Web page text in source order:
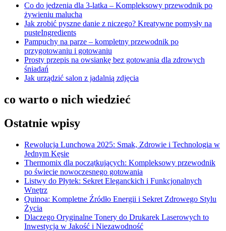
Co do jedzenia dla 3-latka – Kompleksowy przewodnik po
żywieniu malucha
Jak zrobić pyszne danie z niczego? Kreatywne pomysły na
pusteIngredients
Pampuchy na parze – kompletny przewodnik po
przygotowaniu i gotowaniu
Prosty przepis na owsiankę bez gotowania dla zdrowych
śniadań
Jak urządzić salon z jadalnią zdjęcia
co warto o nich wiedzieć
Ostatnie wpisy
Rewolucja Lunchowa 2025: Smak, Zdrowie i Technologia w
Jednym Kęsie
Thermomix dla początkujących: Kompleksowy przewodnik
po świecie nowoczesnego gotowania
Listwy do Płytek: Sekret Eleganckich i Funkcjonalnych
Wnętrz
Quinoa: Kompletne Źródło Energii i Sekret Zdrowego Stylu
Życia
Dlaczego Oryginalne Tonery do Drukarek Laserowych to
Inwestycja w Jakość i Niezawodność